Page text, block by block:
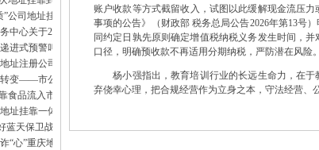
公司地址挂靠答卷
中心关于2026年协议处理解除医保定点协议医药机构名单的重庆创业园公
进式预警叫应机制本轮强降雨，重庆地址挂靠触发692个镇街启动预警叫应
址注册公司质灾害三级应急响应14个区县部分乡镇有小流域山洪灾害气象
变——市公司注册地址挂靠农产品质量安全中心以巡察整改为抓手整建制
食品流入市场大渡口区市场监管局开展零食店食品安全专项执法检查
址挂靠一体化新模式重庆“生态蓝”守护巴山渝水生态底色
蓝天保卫战
“心”重庆地址挂靠防线——大渡口区开展大型主题反诈宣传活动
账户收款等方式截留收入，试图以此缓解现金流压
事项的公告》（财政部 税务总局公告2026年第13号
同约定日孰先原则确定增值税纳税义务发生时间，
口径，明确预收款不再适用分期纳税，严防潜在风险。
杨小强指出，教育培训行业的长远生命力，在于
弃侥幸心理，把合规经营作为立身之本，守法经营、